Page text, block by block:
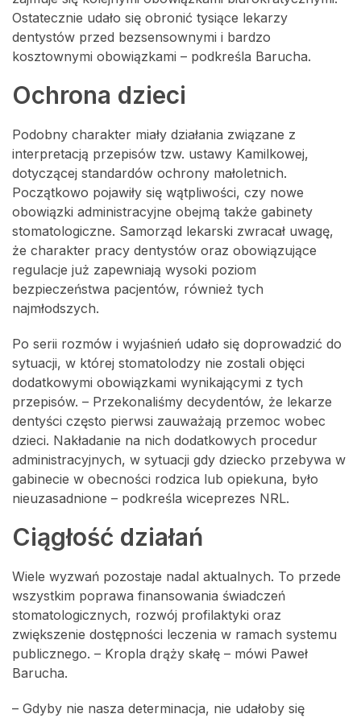
Ostatecznie udało się obronić tysiące lekarzy
dentystów przed bezsensownymi i bardzo
kosztownymi obowiązkami – podkreśla Barucha.
Ochrona dzieci
Podobny charakter miały działania związane z
interpretacją przepisów tzw. ustawy Kamilkowej,
dotyczącej standardów ochrony małoletnich.
Początkowo pojawiły się wątpliwości, czy nowe
obowiązki administracyjne obejmą także gabinety
stomatologiczne. Samorząd lekarski zwracał uwagę,
że charakter pracy dentystów oraz obowiązujące
regulacje już zapewniają wysoki poziom
bezpieczeństwa pacjentów, również tych
najmłodszych.
Po serii rozmów i wyjaśnień udało się doprowadzić do
sytuacji, w której stomatolodzy nie zostali objęci
dodatkowymi obowiązkami wynikającymi z tych
przepisów. – Przekonaliśmy decydentów, że lekarze
dentyści często pierwsi zauważają przemoc wobec
dzieci. Nakładanie na nich dodatkowych procedur
administracyjnych, w sytuacji gdy dziecko przebywa w
gabinecie w obecności rodzica lub opiekuna, było
nieuzasadnione – podkreśla wiceprezes NRL.
Ciągłość działań
Wiele wyzwań pozostaje nadal aktualnych. To przede
wszystkim poprawa finansowania świadczeń
stomatologicznych, rozwój profilaktyki oraz
zwiększenie dostępności leczenia w ramach systemu
publicznego. – Kropla drąży skałę – mówi Paweł
Barucha.
– Gdyby nie nasza determinacja, nie udałoby się